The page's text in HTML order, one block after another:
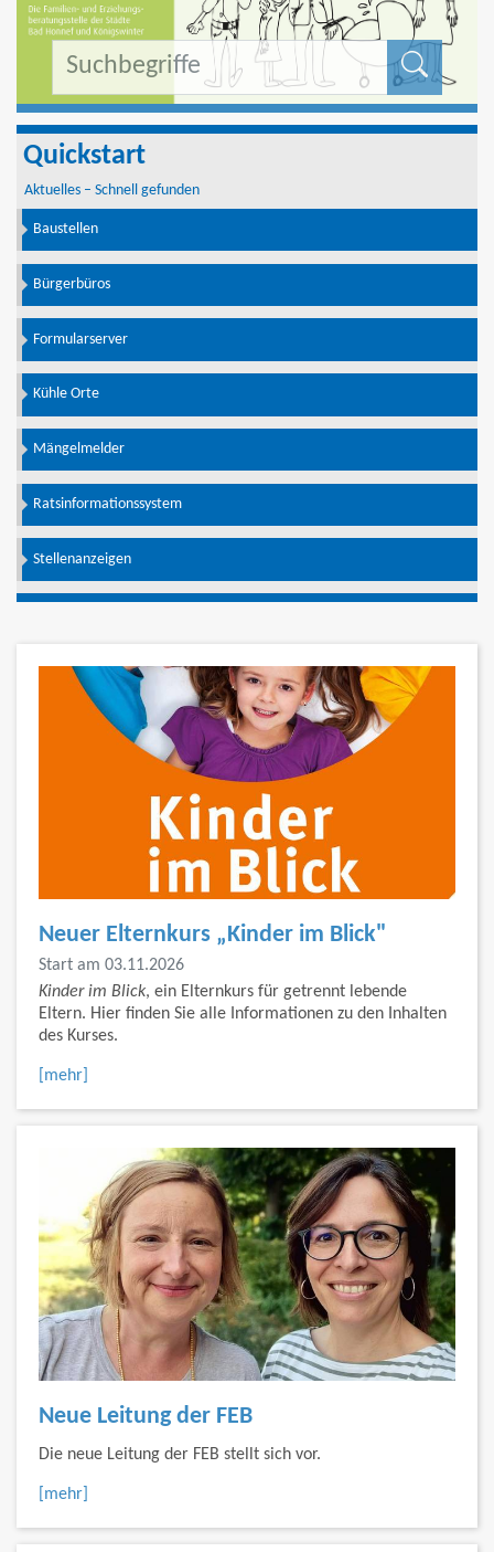
Quickstart
Aktuelles – Schnell gefunden
Baustellen
Bürgerbüros
Formularserver
Kühle Orte
Mängelmelder
Ratsinformationssystem
Stellenanzeigen
Neuer Elternkurs „Kinder im Blick"
Start am 03.11.2026
Kinder im Blick, ein Elternkurs für getrennt lebende
Eltern. Hier finden Sie alle Informationen zu den Inhalten
des Kurses.
[mehr]
Neue Leitung der FEB
Die neue Leitung der FEB stellt sich vor.
[mehr]